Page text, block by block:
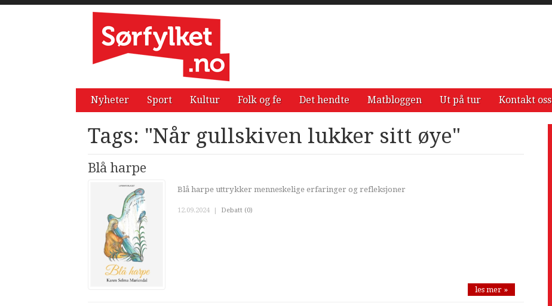
Nyheter Sport Kultur Folk og fe Det hendte Matbloggen Ut på tur Kontakt oss
Tags: "Når gullskiven lukker sitt øye"
Blå harpe
Blå harpe uttrykker menneskelige erfaringer og refleksjoner
12.09.2024 | Debatt (0)
les mer »